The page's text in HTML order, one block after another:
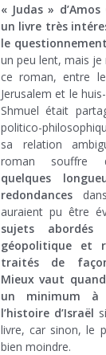
« Judas »
un livre très
le questionnement
un peu lent, mais je
ce roman, entre
Jerusalem et le
Shmuel était
politico-
sa relation
roman souffre
quelques
redondances
auraient pu être
sujets
géopolitique et
traités de
Mieux vaut
un minimum
l’histoire d’Israël
livre, car sinon, le
bien moindre.